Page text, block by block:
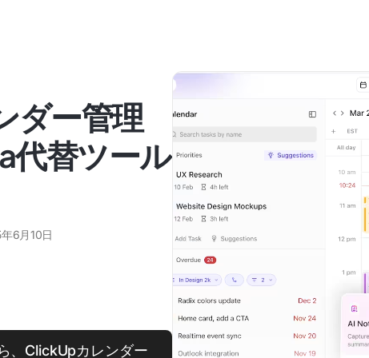
ダー管理
代替ツール
6月10日
、ClickUpカレンダー